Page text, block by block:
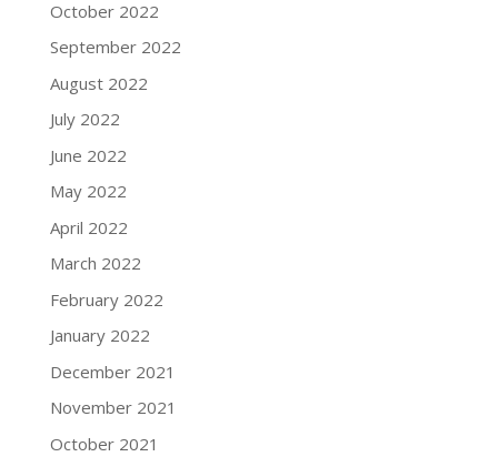
October 2022
September 2022
August 2022
July 2022
June 2022
May 2022
April 2022
March 2022
February 2022
January 2022
December 2021
November 2021
October 2021